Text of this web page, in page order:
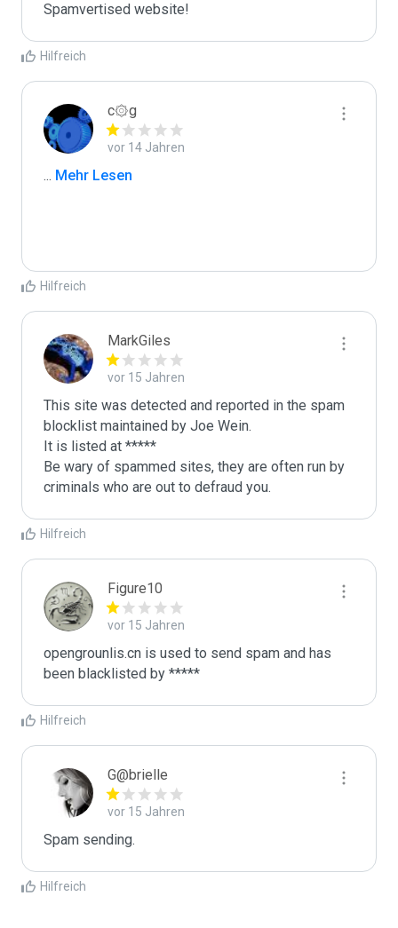
Spamvertised website!
Hilfreich
c۞g
vor 14 Jahren
... Mehr Lesen
Hilfreich
MarkGiles
vor 15 Jahren
This site was detected and reported in the spam
blocklist maintained by Joe Wein.
It is listed at *****
Be wary of spammed sites, they are often run by
criminals who are out to defraud you.
Hilfreich
Figure10
vor 15 Jahren
opengrounlis.cn is used to send spam and has
been blacklisted by *****
Hilfreich
G@brielle
vor 15 Jahren
Spam sending.
Hilfreich